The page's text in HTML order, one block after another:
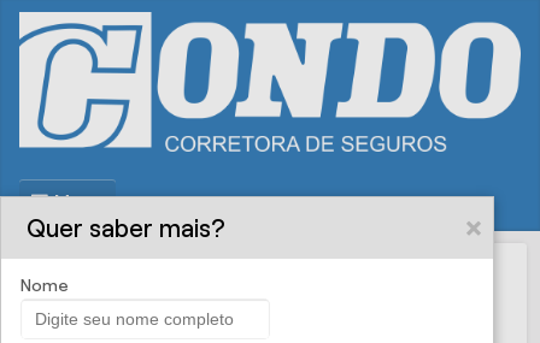
Menu
Condo
Quer saber mais?
Nome